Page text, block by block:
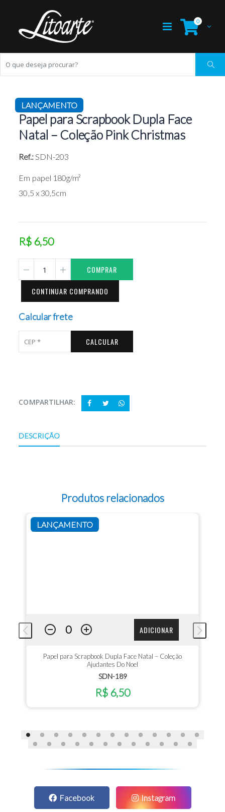
0
LANÇAMENTO
Papel para Scrapbook Dupla Face
Natal – Coleção Pink Christmas
Ref.:SDN-203
Em papel 180g/m²
30,5 x 30,5cm
R$ 6,50
COMPRAR
CONTINUAR COMPRANDO
Calcular frete
CALCULAR
COMPARTILHAR:
DESCRIÇÃO
Produtos relacionados
LANÇAMENTO
ADICIONAR
Papel para Scrapbook Dupla Face Natal – Coleção
Ajudantes Do Noel
SDN-189
R$ 6,50
Facebook Instagram